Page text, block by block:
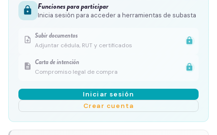
lock Funciones para participar
Inicia sesión para acceder a herramientas de subasta
upload_file Subir documentos
Adjuntar cédula, RUT y certificados
lock
description Carta de intención
Compromiso legal de compra
lock
Iniciar sesión
Crear cuenta